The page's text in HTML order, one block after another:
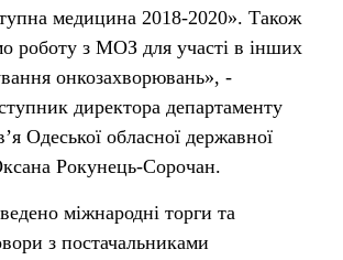
медицина 2018-2020». Також
роботу з МОЗ для участі в інших
онкозахворювань», -
директора департаменту
Одеської обласної державної
Рокунець-Сорочан.
міжнародні торги та
з постачальниками